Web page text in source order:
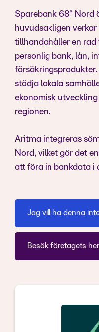
Sparebank 68° Nord
huvudsakligen verkar
tillhandahåller en rad
personlig bank, lån,
stödja lokala
ekonomisk
regionen.
Aritma integreras
Nord, vilket gör det
att föra in bankdata i
Jag vill ha denna
Besök företagets